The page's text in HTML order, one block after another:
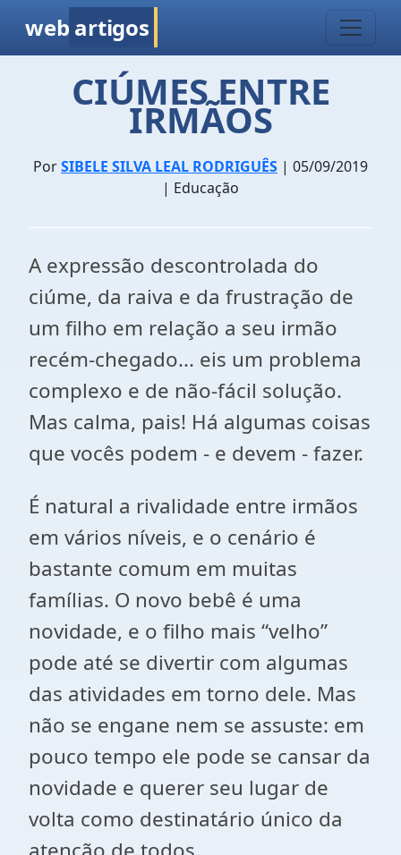
web artigos
CIÚMES ENTRE
IRMÃOS
PorSIBELE SILVA LEAL RODRIGUÊS | 05/09/2019
| Educação
A expressão descontrolada do
ciúme, da raiva e da frustração de
um filho em relação a seu irmão
recém-chegado... eis um problema
complexo e de não-fácil solução.
Mas calma, pais! Há algumas coisas
que vocês podem - e devem - fazer.
É natural a rivalidade entre irmãos
em vários níveis, e o cenário é
bastante comum em muitas
famílias. O novo bebê é uma
novidade, e o filho mais “velho”
pode até se divertir com algumas
das atividades em torno dele. Mas
não se engane nem se assuste: em
pouco tempo ele pode se cansar da
novidade e querer seu lugar de
volta como destinatário único da